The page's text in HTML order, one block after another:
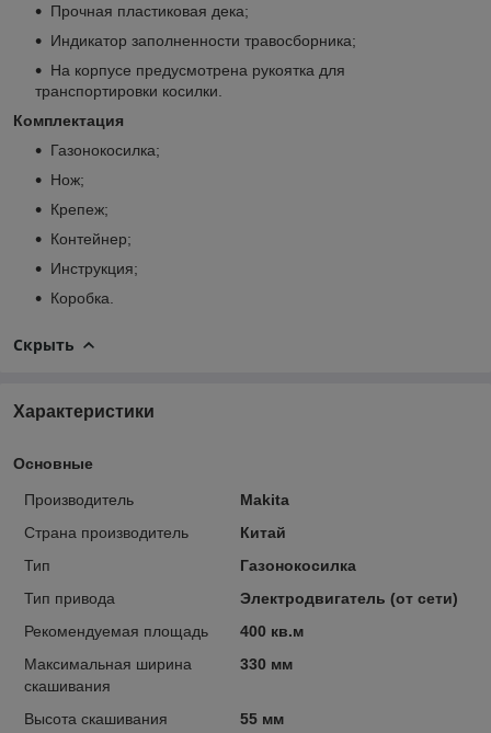
Прочная пластиковая дека;
Индикатор заполненности травосборника;
На корпусе предусмотрена рукоятка для
транспортировки косилки.
Комплектация
Газонокосилка;
Нож;
Крепеж;
Контейнер;
Инструкция;
Коробка.
Скрыть
Характеристики
Основные
Производитель
Makita
Страна производитель
Китай
Тип
Газонокосилка
Тип привода
Электродвигатель (от сети)
Рекомендуемая площадь
400 кв.м
Максимальная ширина
скашивания
330 мм
Высота скашивания 55 мм